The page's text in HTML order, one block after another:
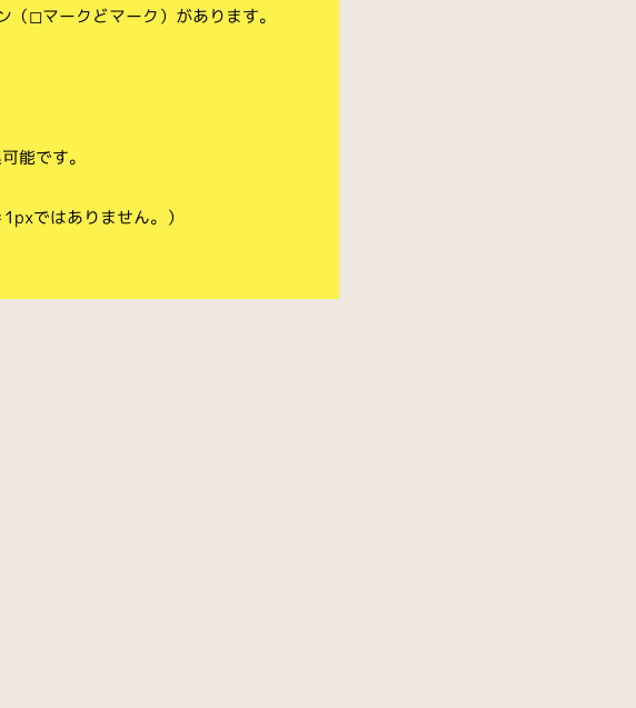
◻︎マークと◼︎マーク）があります。
能です。
ではありません。）